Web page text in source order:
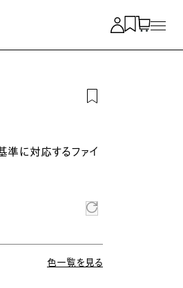
に対応するファイ
色一覧を見る